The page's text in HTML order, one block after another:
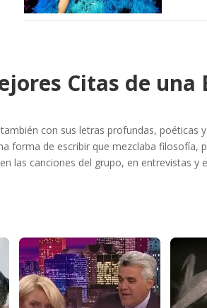
Citas de una
con sus letras profundas, poéticas
forma de escribir que mezclaba filosofía,
las canciones del grupo, en entrevistas y